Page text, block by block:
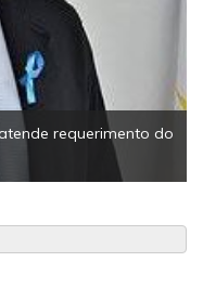
requerimento do